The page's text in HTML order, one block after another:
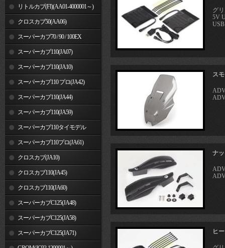
リトルカブ(FI)(AA01-4000001～)
クロスカブ50(AA06)
スーパーカブ70 / 90 / 100EX
スーパーカブ110(JA07)
スーパーカブ110(JA10)
スーパーカブ110 プロ(JA42)
スーパーカブ110(JA44)
スーパーカブ110(JA59)
スーパーカブ110タイモデル
(MLHJA56)
スーパーカブ110プロ(JA61)
クロスカブ(JA10)
クロスカブ110(JA45)
クロスカブ110(JA60)
スーパーカブC125(JA48)
スーパーカブC125(JA58)
スーパーカブC125(JA71)
グ
5V
ス
ナ
ヒ